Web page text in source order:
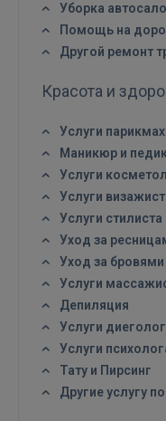
Уборка
Помощь на
Другой ремонт
Красота и
Услуги
Маникюр и
Услуги
Услуги
Услуги стилиста
Уход за
Уход за бровями
Услуги
Депиляция
Услуги
Услуги
Тату и Пирсинг
Другие услугу